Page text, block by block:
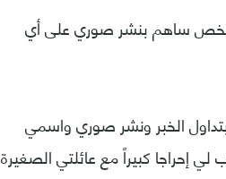
شخص ساهم بنشر صوري على أي
بتداول الخبر ونشر صوري واسمي
إحراجا كبيراً مع عائلتي الصغيرة